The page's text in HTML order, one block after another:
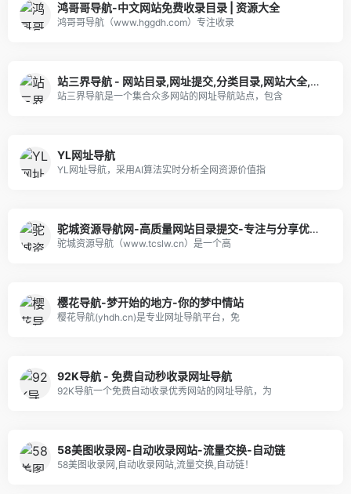
鸿哥哥导航-中文网站免费收录目录 | 资源大全
鸿哥哥导航（www.hggdh.com）专注收录
站三界导航 - 网站目录,网址提交,分类目录,网站大全,名站导航之家
站三界导航是一个集合众多网站的网址导航站点，包含
YL网址导航
YL网址导航，采用AI算法实时分析全网资源价值指
驼城资源导航网-高质量网站目录提交-专注与分享优质网站
驼城资源导航（www.tcslw.cn）是一个高
樱花导航-梦开始的地方-你的梦中情站
樱花导航(yhdh.cn)是专业网址导航平台，免
92K导航 - 免费自动秒收录网址导航
92K导航一个免费自动收录优秀网站的网址导航，为
58美图收录网-自动收录网站-流量交换-自动链
58美图收录网,自动收录网站,流量交换,自动链！